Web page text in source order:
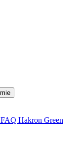
FAQ Hakron Green